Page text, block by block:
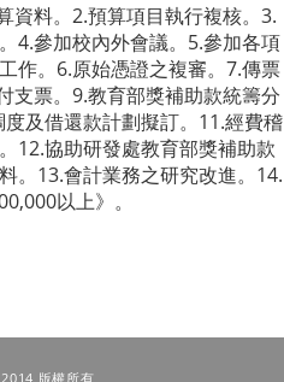
資料。2.預算項目執行複核。3.
4.參加校內外會議。5.參加各項
作。6.原始憑證之複審。7.傳票
支票。9.教育部獎補助款統籌分
及借還款計劃擬訂。11.經費稽
12.協助研發處教育部獎補助款
。13.會計業務之研究改進。14.
以上》。
版權所有